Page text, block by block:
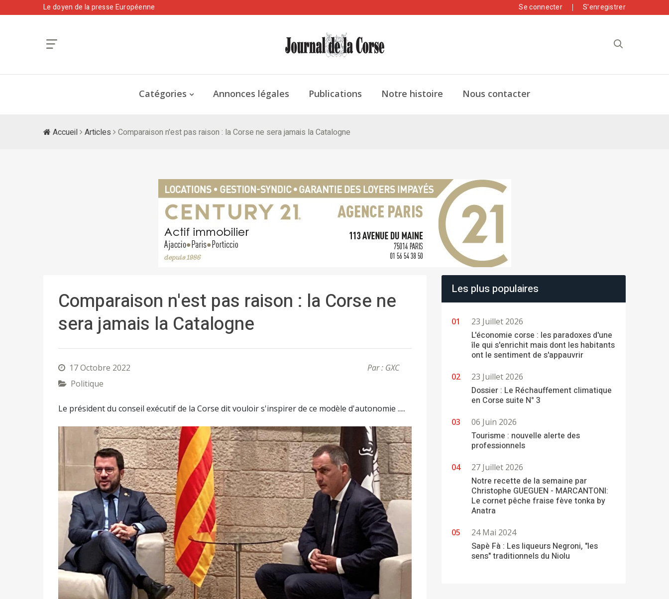
Le doyen de la presse Européenne Se connecter S'enregistrer
Catégories Annonces légales Publications Notre histoire Nous contacter
Accueil Articles Comparaison n'est pas raison : la Corse ne sera jamais la Catalogne
Comparaison n'est pas raison : la Corse ne
sera jamais la Catalogne
17 Octobre 2022
Par : GXC
Politique
Le président du conseil exécutif de la Corse dit vouloir s'inspirer de ce modèle d'autonomie .....
Les plus populaires
23 Juillet 2026
L'économie corse : les paradoxes d'une
île qui s'enrichit mais dont les habitants
ont le sentiment de s'appauvrir
23 Juillet 2026
Dossier : Le Réchauffement climatique
en Corse suite N° 3
06 Juin 2026
Tourisme : nouvelle alerte des
professionnels
27 Juillet 2026
Notre recette de la semaine par
Christophe GUEGUEN - MARCANTONI:
Le cornet pêche fraise fève tonka by
Anatra
24 Mai 2024
Sapè Fà : Les liqueurs Negroni, "les
sens" traditionnels du Niolu